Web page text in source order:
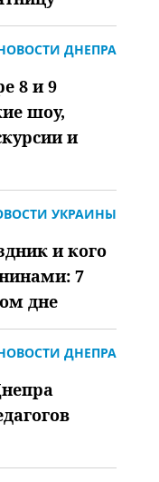
ДНЕПРА
8 и 9
шоу,
и
УКРАИНЫ
и кого
7
дне
ДНЕПРА